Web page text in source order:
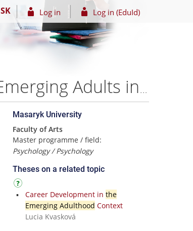
SK Log in Log in (EduId)
Subjective Perception of Transition to Adulthood Among Emerging Adults in the Czech Republic and Portugal – Mgr. Hana Adameová
Masaryk University
Faculty of Arts
Master programme / field:
Psychology / Psychology
Theses on a related topic
Career Development in the
Emerging Adulthood Context
Lucia Kvasková